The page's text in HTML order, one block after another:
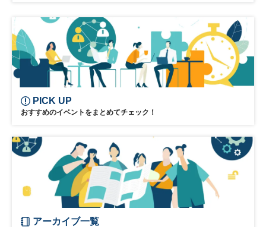
PICK UP
おすすめのイベントをまとめてチェック！
アーカイブ一覧